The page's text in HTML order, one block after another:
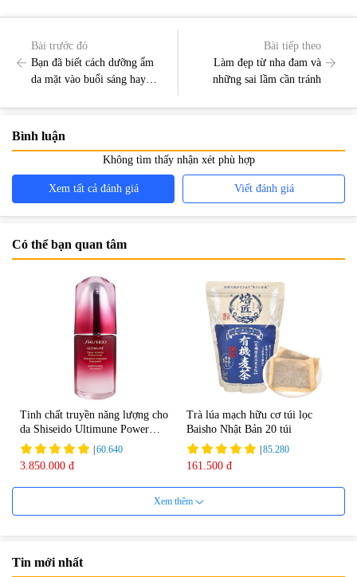
Bài trước đó
Bạn đã biết cách dưỡng ẩm
da mặt vào buổi sáng hay
Bài tiếp theo
Làm đẹp từ nha đam và
những sai lầm cần tránh
Bình luận
Không tìm thấy nhận xét phù hợp
Xem tất cả đánh giá Viết đánh giá
Có thể bạn quan tâm
Tinh chất truyền năng lượng cho
da Shiseido Ultimune Power
75ml
|60.640
3.850.000 đ
Trà lúa mạch hữu cơ túi lọc
Baisho Nhật Bản 20 túi
|85.280
161.500 đ
Xem thêm
Tin mới nhất